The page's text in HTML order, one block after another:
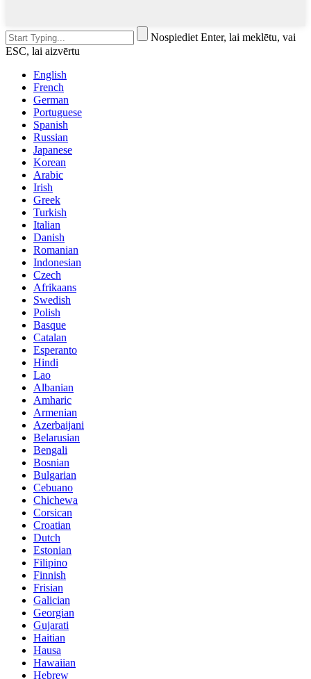
Nospiediet Enter, lai meklētu, vai
ESC, lai aizvērtu
English
French
German
Portuguese
Spanish
Russian
Japanese
Korean
Arabic
Irish
Greek
Turkish
Italian
Danish
Romanian
Indonesian
Czech
Afrikaans
Swedish
Polish
Basque
Catalan
Esperanto
Hindi
Lao
Albanian
Amharic
Armenian
Azerbaijani
Belarusian
Bengali
Bosnian
Bulgarian
Cebuano
Chichewa
Corsican
Croatian
Dutch
Estonian
Filipino
Finnish
Frisian
Galician
Georgian
Gujarati
Haitian
Hausa
Hawaiian
Hebrew